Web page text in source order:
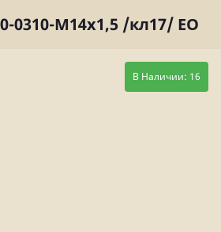
0310-М14х1,5 /кл17/ ЕО
В Наличии: 16